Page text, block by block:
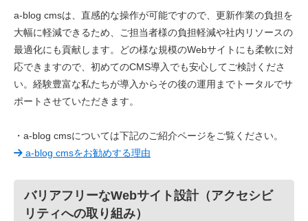
a-blog cmsは、直感的な操作が可能ですので、更新作業の負担を
大幅に軽減できるため、ご担当者様の負担軽減や社内リソースの
最適化にも貢献します。どの様な規模のWebサイトにも柔軟に対
応できますので、初めてのCMS導入でも安心してご検討くださ
い。経験豊富な私たちが導入からその後の運用までトータルでサ
ポートさせていただきます。
・a-blog cmsについては下記のご紹介ページをご覧ください。
a-blog cmsをお勧めする理由
バリアフリーなWebサイト設計（アクセシビ
リティへの取り組み）